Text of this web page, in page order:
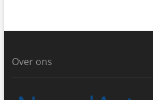
Over ons